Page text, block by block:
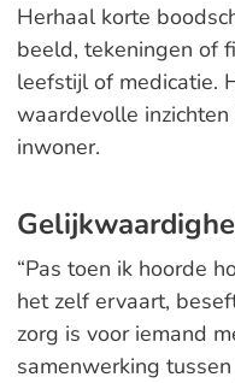
Herhaal korte
beeld, tekeningen of
leefstijl of medicatie.
waardevolle
inwoner.
“Pas toen ik hoorde
het zelf ervaart,
zorg is voor iemand
samenwerking